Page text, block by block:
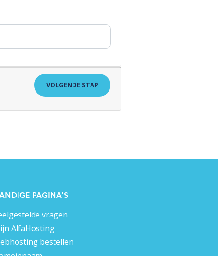
VOLGENDE STAP
PAGINA'S
vragen
AlfaHosting
bestellen